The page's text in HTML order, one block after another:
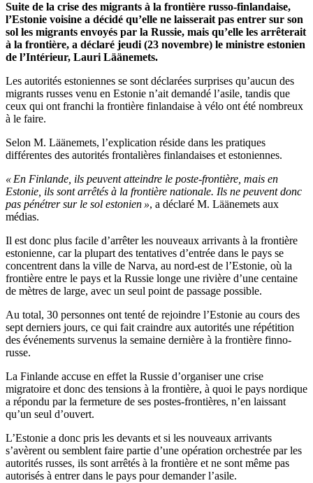
Suite de la crise des migrants à la frontière russo-finlandaise,
l’Estonie voisine a décidé qu’elle ne laisserait pas entrer sur son
sol les migrants envoyés par la Russie, mais qu’elle les arrêterait
à la frontière, a déclaré jeudi (23 novembre) le ministre estonien
de l’Intérieur, Lauri Läänemets.
Les autorités estoniennes se sont déclarées surprises qu’aucun des
migrants russes venu en Estonie n’ait demandé l’asile, tandis que
ceux qui ont franchi la frontière finlandaise à vélo ont été nombreux
à le faire.
Selon M. Läänemets, l’explication réside dans les pratiques
différentes des autorités frontalières finlandaises et estoniennes.
« En Finlande, ils peuvent atteindre le poste-frontière, mais en
Estonie, ils sont arrêtés à la frontière nationale. Ils ne peuvent donc
pas pénétrer sur le sol estonien », a déclaré M. Läänemets aux
médias.
Il est donc plus facile d’arrêter les nouveaux arrivants à la frontière
estonienne, car la plupart des tentatives d’entrée dans le pays se
concentrent dans la ville de Narva, au nord-est de l’Estonie, où la
frontière entre le pays et la Russie longe une rivière d’une centaine
de mètres de large, avec un seul point de passage possible.
Au total, 30 personnes ont tenté de rejoindre l’Estonie au cours des
sept derniers jours, ce qui fait craindre aux autorités une répétition
des événements survenus la semaine dernière à la frontière finno-
russe.
La Finlande accuse en effet la Russie d’organiser une crise
migratoire et donc des tensions à la frontière, à quoi le pays nordique
a répondu par la fermeture de ses postes-frontières, n’en laissant
qu’un seul d’ouvert.
L’Estonie a donc pris les devants et si les nouveaux arrivants
s’avèrent ou semblent faire partie d’une opération orchestrée par les
autorités russes, ils sont arrêtés à la frontière et ne sont même pas
autorisés à entrer dans le pays pour demander l’asile.